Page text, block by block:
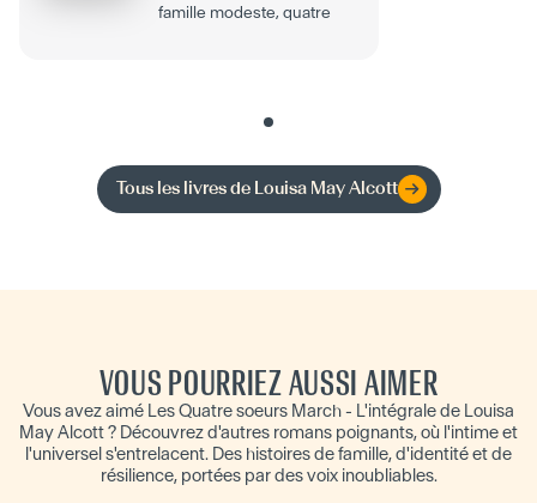
famille modeste, quatre
Tous les livres de Louisa May Alcott
VOUS POURRIEZ AUSSI AIMER
Vous avez aimé Les Quatre soeurs March - L'intégrale de Louisa
May Alcott ? Découvrez d'autres romans poignants, où l'intime et
l'universel s'entrelacent. Des histoires de famille, d'identité et de
résilience, portées par des voix inoubliables.